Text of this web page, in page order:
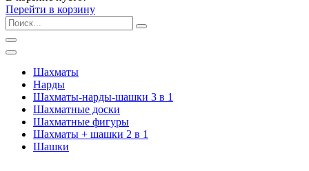
Перейти в корзину
Шахматы
Нарды
Шахматы-нарды-шашки 3 в 1
Шахматные доски
Шахматные фигуры
Шахматы + шашки 2 в 1
Шашки